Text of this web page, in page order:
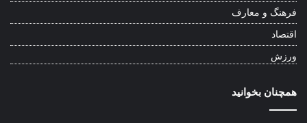
فرهنگ و معارف
اقتصاد
ورزش
همچنان بخوانید